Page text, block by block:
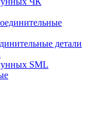
детали
SML